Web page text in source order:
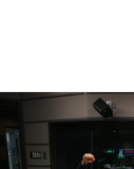
お知らせ
イベント・グッズ
YouTube
会社情報